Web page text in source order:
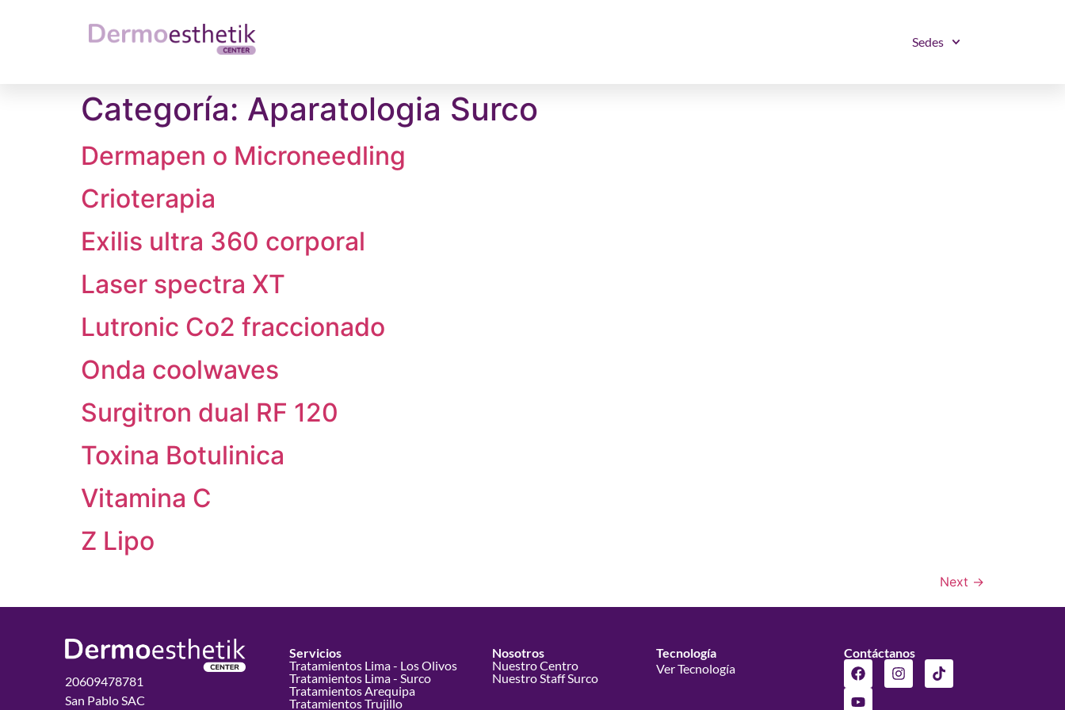
Sedes
Categoría: Aparatologia Surco
Dermapen o Microneedling
Crioterapia
Exilis ultra 360 corporal
Laser spectra XT
Lutronic Co2 fraccionado
Onda coolwaves
Surgitron dual RF 120
Toxina Botulinica
Vitamina C
Z Lipo
Next →
20609478781
San Pablo SAC
Servicios
Tratamientos Lima - Los Olivos
Tratamientos Lima - Surco
Tratamientos Arequipa
Tratamientos Trujillo
Nosotros
Nuestro Centro
Nuestro Staff Surco
Tecnología
Ver Tecnología
Contáctanos